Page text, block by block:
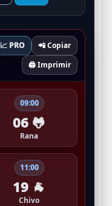
📈 PRO
📲 Copiar
🖨️ Imprimir
09:00
06 🐸
Rana
11:00
19 🐐
Chivo